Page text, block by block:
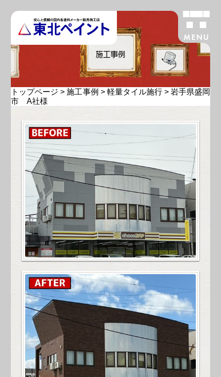
MENU
施工事例
トップページ >施工事例 > 軽量タイル施行> 岩手県盛岡
市 A社様